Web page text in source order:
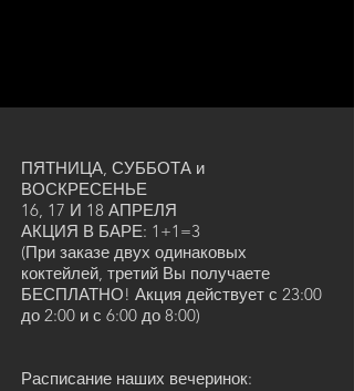
ПЯТНИЦА, СУББОТА и
ВОСКРЕСЕНЬЕ
16, 17 И 18 АПРЕЛЯ
АКЦИЯ В БАРЕ: 1+1=3
(При заказе двух одинаковых
коктейлей, третий Вы получаете
БЕСПЛАТНО! Акция действует с 23:00
до 2:00 и с 6:00 до 8:00)
Расписание наших вечеринок: